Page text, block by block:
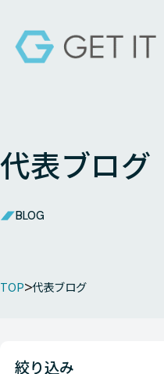
代表ブログ
BLOG
TOP 代表ブログ
絞り込み